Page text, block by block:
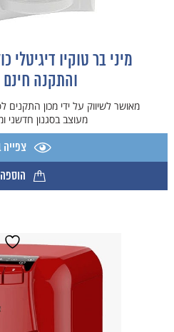
מיני בר טוקיו דיגיטלי
והתקנה חינם
מעוצב בסגנון חדשני
צפייה